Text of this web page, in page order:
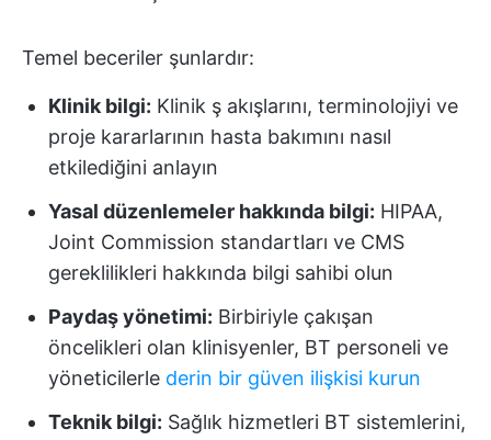
Temel beceriler şunlardır:
Klinik bilgi: Klinik ş akışlarını, terminolojiyi ve
proje kararlarının hasta bakımını nasıl
etkilediğini anlayın
Yasal düzenlemeler hakkında bilgi: HIPAA,
Joint Commission standartları ve CMS
gereklilikleri hakkında bilgi sahibi olun
Paydaş yönetimi: Birbiriyle çakışan
öncelikleri olan klinisyenler, BT personeli ve
yöneticilerle derin bir güven ilişkisi kurun
Teknik bilgi: Sağlık hizmetleri BT sistemlerini,